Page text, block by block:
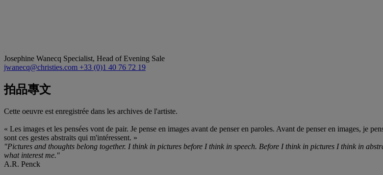
Josephine Wanecq Specialist, Head of Evening Sale
jwanecq@christies.com +33 (0)1 40 76 72 19
拍品專文
Cette oeuvre est enregistrée dans les archives de l'artiste.
« Les images et les pensées vont de pair. Je pense en images avant de penser en paroles. Avant de penser en images, je
sont ces gestes abstraits qui m'intéressent. »
"Pictures and thoughts belong together. I think in pictures before I think in speech. Before I think in pictures I think in
what interest me."
A.R. Penck